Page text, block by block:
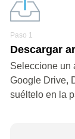
Paso 1
Descargar
Seleccione un
Google Drive,
suéltelo en la